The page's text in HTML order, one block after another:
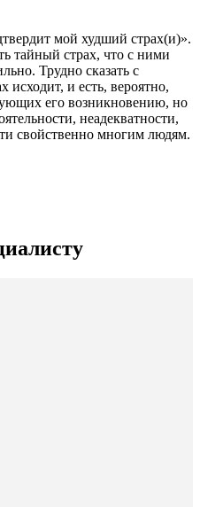
мой худший страх(и)».
тайный страх, что с ними
Трудно сказать с
исходит, и есть, вероятно,
его возникновению, но
неадекватности,
свойственно многим людям.